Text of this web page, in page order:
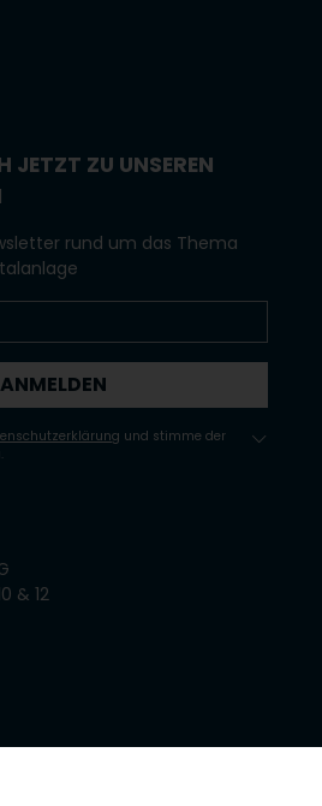
JETZT ZU UNSEREN
rund um das Thema
ANMELDEN
und stimme der
& 12